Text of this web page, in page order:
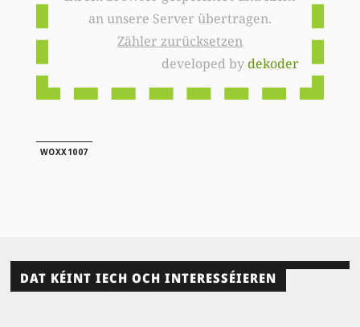
an unsere Server übertragen.
Zähler zurücksetzen
developed bydekoder
WOXX1007
DAT KÉINT IECH OCH INTERESSÉIEREN